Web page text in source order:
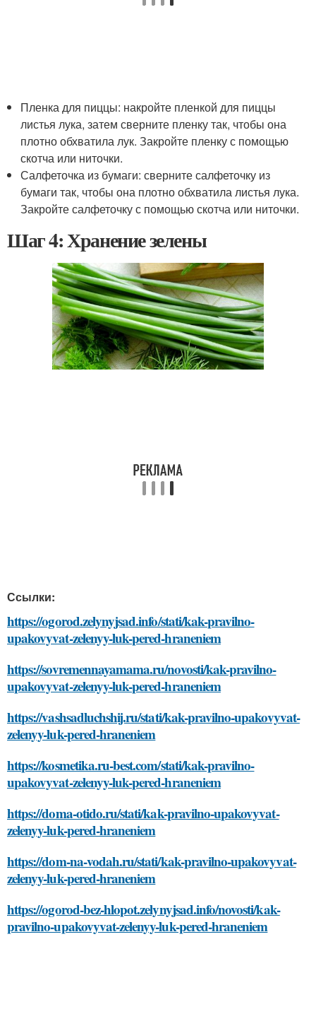
Пленка для пиццы: накройте пленкой для пиццы
листья лука, затем сверните пленку так, чтобы она
плотно обхватила лук. Закройте пленку с помощью
скотча или ниточки.
Салфеточка из бумаги: сверните салфеточку из
бумаги так, чтобы она плотно обхватила листья лука.
Закройте салфеточку с помощью скотча или ниточки.
Шаг 4: Хранение зелены
Ссылки:
https://ogorod.zelynyjsad.info/stati/kak-pravilno-
upakovyvat-zelenyy-luk-pered-hraneniem
https://sovremennayamama.ru/novosti/kak-pravilno-
upakovyvat-zelenyy-luk-pered-hraneniem
https://vashsadluchshij.ru/stati/kak-pravilno-upakovyvat-
zelenyy-luk-pered-hraneniem
https://kosmetika.ru-best.com/stati/kak-pravilno-
upakovyvat-zelenyy-luk-pered-hraneniem
https://doma-otido.ru/stati/kak-pravilno-upakovyvat-
zelenyy-luk-pered-hraneniem
https://dom-na-vodah.ru/stati/kak-pravilno-upakovyvat-
zelenyy-luk-pered-hraneniem
https://ogorod-bez-hlopot.zelynyjsad.info/novosti/kak-
pravilno-upakovyvat-zelenyy-luk-pered-hraneniem